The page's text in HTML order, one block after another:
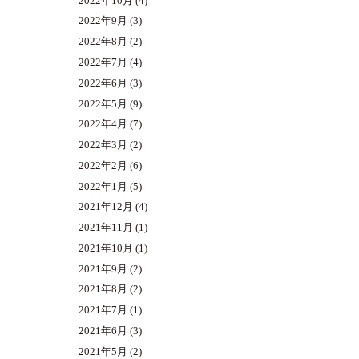
2022年9月 (3)
2022年8月 (2)
2022年7月 (4)
2022年6月 (3)
2022年5月 (9)
2022年4月 (7)
2022年3月 (2)
2022年2月 (6)
2022年1月 (5)
2021年12月 (4)
2021年11月 (1)
2021年10月 (1)
2021年9月 (2)
2021年8月 (2)
2021年7月 (1)
2021年6月 (3)
2021年5月 (2)